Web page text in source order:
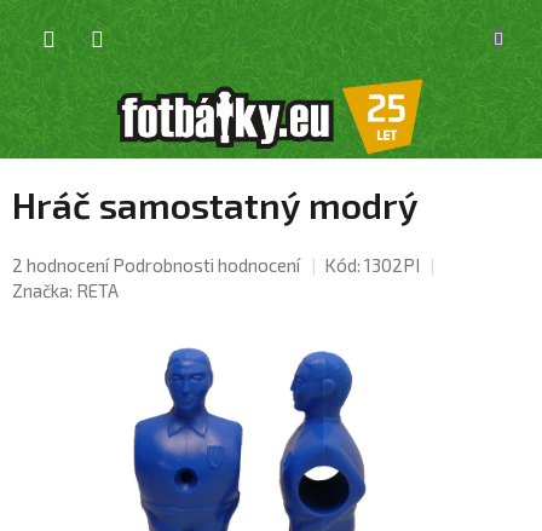
Přejít
obsah
KOŠÍK
Hráč samostatný modrý
Průměrné
hodnocení
2 hodnocení Podrobnosti hodnocení Kód: 1302PI
Značka: RETA